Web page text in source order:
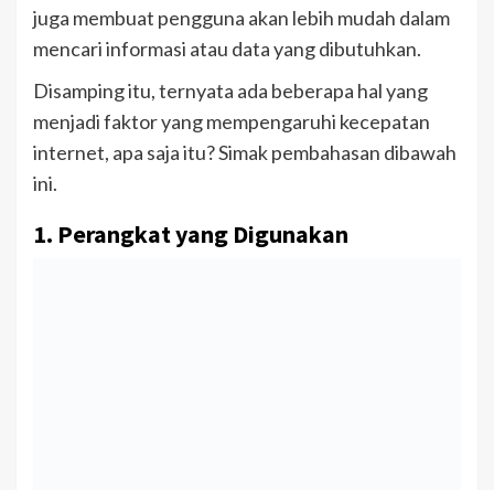
juga membuat pengguna akan lebih mudah dalam
mencari informasi atau data yang dibutuhkan.
Disamping itu, ternyata ada beberapa hal yang
menjadi faktor yang mempengaruhi kecepatan
internet, apa saja itu? Simak pembahasan dibawah
ini.
1. Perangkat yang Digunakan